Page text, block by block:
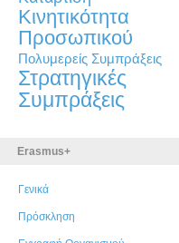
Κινητικότητα
Προσωπικού
Πολυμερείς Συμπράξεις
Στρατηγικές
Συμπράξεις
Erasmus+
Γενικά
Πρόσκληση